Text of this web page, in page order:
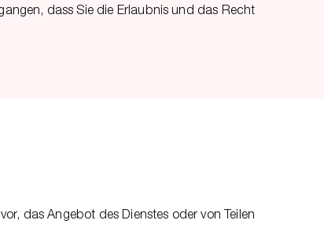
dass Sie die Erlaubnis und das Recht
das Angebot des Dienstes oder von Teilen